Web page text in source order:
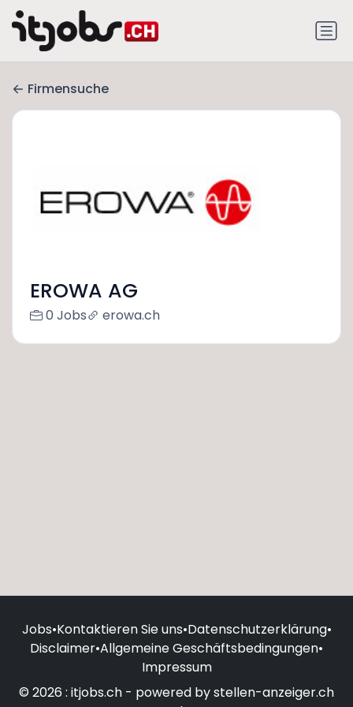
Firmensuche
EROWA AG
0 Jobs erowa.ch
Jobs•Kontaktieren Sie uns•Datenschutzerklärung•
Disclaimer•Allgemeine Geschäftsbedingungen•
Impressum
© 2026 : itjobs.ch - powered by stellen-anzeiger.ch